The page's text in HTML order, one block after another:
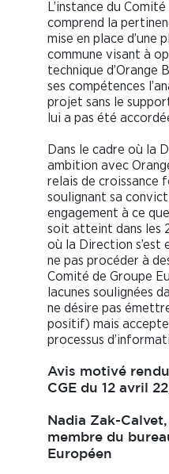
L’instance du
comprend la
mise en place d’une
commune visant à
technique d’Orange
ses compétences
projet sans le
lui a pas été
Dans le cadre où la
ambition avec
relais de croissance
soulignant sa
engagement à ce
soit atteint dans les
où la Direction s’est
ne pas procéder à
Comité de Groupe
lacunes soulignées
ne désire pas
positif) mais
processus
Avis motivé
CGE du 12 avril
Nadia Zak-
membre du
Européen